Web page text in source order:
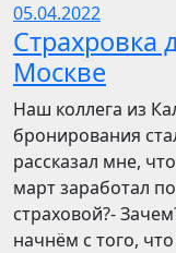
05.04.2022
Страхровка
Москве
Наш коллега из
бронирования
рассказал мне,
март заработал
страховой?-
начнём с того,